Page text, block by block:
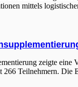
mittels
zeigte eine
Teilnehmern. Die